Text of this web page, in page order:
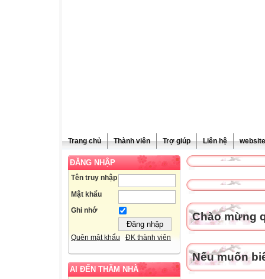
Trang chủ Thành viên Trợ giúp Liên hệ
ĐĂNG NHẬP
Tên truy nhập
Mật khẩu
Ghi nhớ
Quên mật khẩu ĐK thành viên
AI ĐẾN THĂM NHÀ
Chào mừng
Nếu muốn